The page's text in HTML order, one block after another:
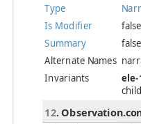
Type
Is Modifier
false
Summary
false
Alternate Names
Invariants
ele-
12.